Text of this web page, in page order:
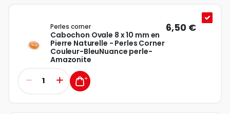
Perles corner
Cabochon Ovale 8 x 10 mm en
Pierre Naturelle - Perles Corner
Couleur-BleuNuance perle-
Amazonite
6,50 €